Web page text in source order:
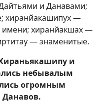
и Данавами;
хиранйакашипух —
хиранйакшах —
— знаменитые.
и
небывалым
огромным
Данавов.